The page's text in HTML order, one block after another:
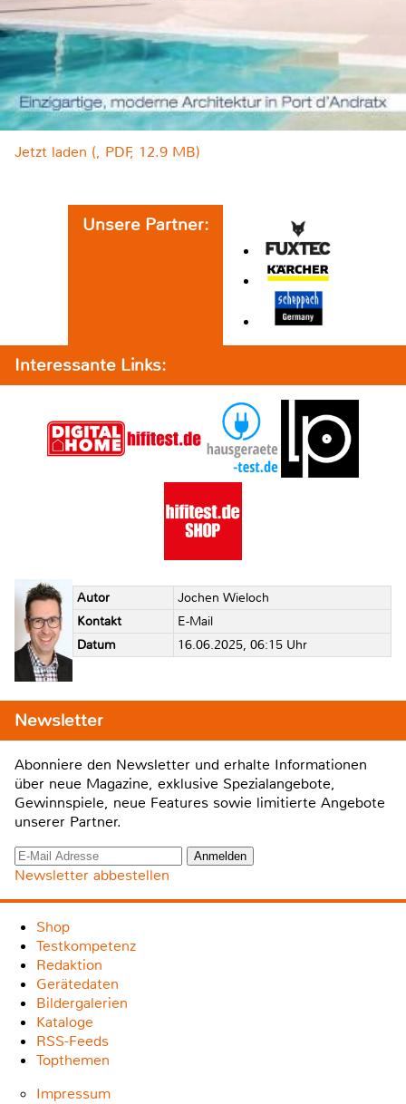
Jetzt laden (, PDF, 12.9 MB)
Unsere Partner:
Interessante Links:
Autor
Jochen Wieloch
Kontakt
E-Mail
Datum
16.06.2025, 06:15 Uhr
Newsletter
Abonniere den Newsletter und erhalte Informationen
über neue Magazine, exklusive Spezialangebote,
Gewinnspiele, neue Features sowie limitierte Angebote
unserer Partner.
Newsletter abbestellen
Shop
Testkompetenz
Redaktion
Gerätedaten
Bildergalerien
Kataloge
RSS-Feeds
Topthemen
Impressum